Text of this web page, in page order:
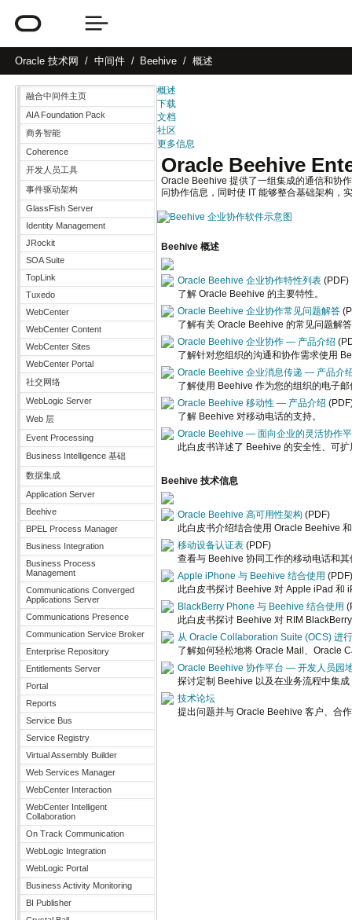
Oracle 技术网 中间件 Beehive 概述
融合中间件主页
AIA Foundation Pack
商务智能
Coherence
开发人员工具
事件驱动架构
GlassFish Server
Identity Management
JRockit
SOA Suite
TopLink
Tuxedo
WebCenter
WebCenter Content
WebCenter Sites
WebCenter Portal
社交网络
WebLogic Server
Web 层
Event Processing
Business Intelligence 基础
数据集成
Application Server
Beehive
BPEL Process Manager
Business Integration
Business Process
Management
Communications Converged
Applications Server
Communications Presence
Communication Service Broker
Enterprise Repository
Entitlements Server
Portal
Reports
Service Bus
Service Registry
Virtual Assembly Builder
Web Services Manager
WebCenter Interaction
WebCenter Intelligent
Collaboration
On Track Communication
WebLogic Integration
WebLogic Portal
Business Activity Monitoring
BI Publisher
概述
下载
文档
社区
更多信息
Oracle Beehive
Oracle Beehive 提供了一组集成的通信和协
问协作信息，同时使 IT 能够整合基础架构，
Beehive 概述
Oracle Beehive 企业协作特性列表 (PDF)
了解 Oracle Beehive 的主要特性。
Oracle Beehive 企业协作常见问题解答
了解有关 Oracle Beehive 的常见问题解
Oracle Beehive 企业协作 — 产品介绍
了解针对您组织的沟通和协作需求使用
Oracle Beehive 企业消息传递 — 产品介
了解使用 Beehive 作为您的组织的电子
Oracle Beehive 移动性 — 产品介绍
了解 Beehive 对移动电话的支持。
Oracle Beehive — 面向企业的灵活协作
此白皮书详述了 Beehive 的安全性、可
Beehive 技术信息
Oracle Beehive 高可用性架构 (PDF)
此白皮书介绍结合使用 Oracle Beehive
移动设备认证表 (PDF)
查看与 Beehive 协同工作的移动电话和
Apple iPhone 与 Beehive 结合使用 (PDF)
此白皮书探讨 Beehive 对 Apple iPad 和
BlackBerry Phone 与 Beehive 结合使用
此白皮书探讨 Beehive 对 RIM
从 Oracle Collaboration Suite (OCS) 进
了解如何轻松地将 Oracle Mail、Oracle
Oracle Beehive 协作平台 — 开发人员园
探讨定制 Beehive 以及在业务流程中集
技术论坛
提出问题并与 Oracle Beehive 客户、合